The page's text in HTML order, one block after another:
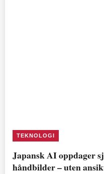
TEKNOLOGI
Japansk AI oppdager
håndbilder – uten